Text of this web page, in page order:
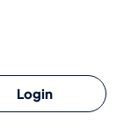
Login